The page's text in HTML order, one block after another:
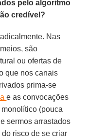
pelo algoritmo
credível?
Nas
são
ou ofertas de
que nos canais
prima-se
e as convocações
(pouca
sermos arrastados
risco de se criar